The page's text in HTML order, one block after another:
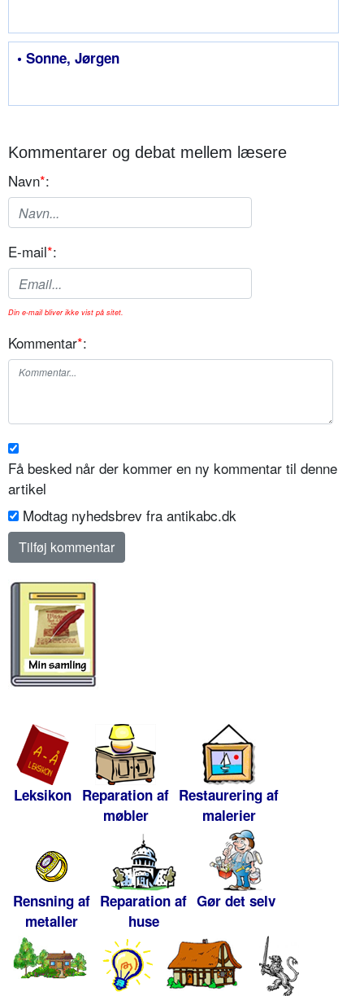
• Sonne, Jørgen
Kommentarer og debat mellem læsere
Navn*:
E-mail*:
Din e-mail bliver ikke vist på sitet.
Kommentar*:
Få besked når der kommer en ny kommentar til denne
artikel
Modtag nyhedsbrev fra antikabc.dk
Leksikon Reparation af
møbler
Restaurering af
malerier
Rensning af
metaller
Reparation af
huse
Gør det selv